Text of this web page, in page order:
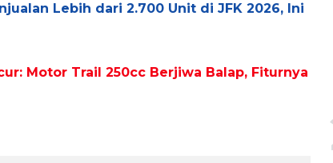
Lebih dari 2.700 Unit di JFK 2026, Ini
Motor Trail 250cc Berjiwa Balap, Fiturnya